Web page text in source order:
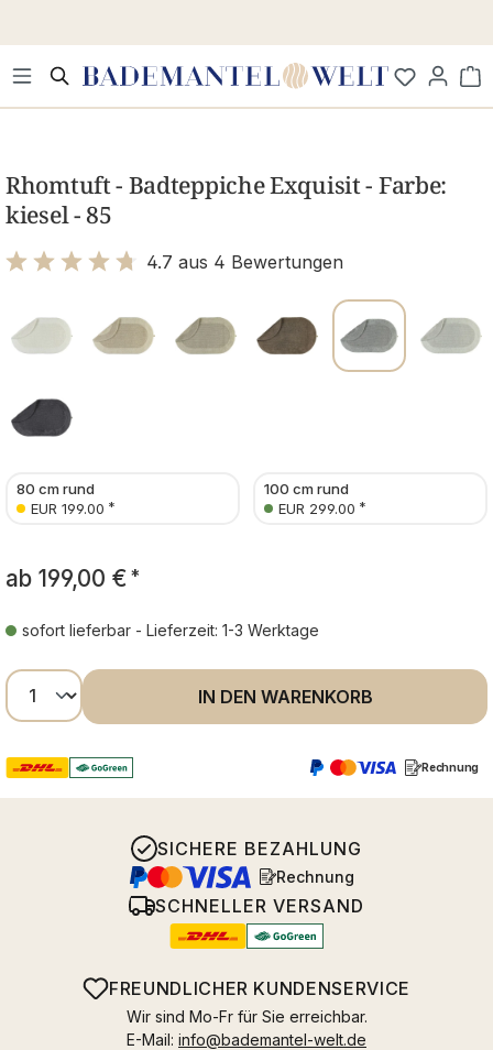
Rhomtuft - Badteppiche Exquisit - Farbe:
kiesel - 85
4.7 aus 4 Bewertungen
80 cm rund
EUR 199.00 *
100 cm rund
EUR 299.00 *
ab 199,00 € *
sofort lieferbar - Lieferzeit: 1-3 Werktage
Produkt Anzahl: Gib den gewünschten
IN DEN WARENKORB
Rechnung
SICHERE BEZAHLUNG
Rechnung
SCHNELLER VERSAND
FREUNDLICHER KUNDENSERVICE
Wir sind Mo-Fr für Sie erreichbar.
E-Mail: info@bademantel-welt.de